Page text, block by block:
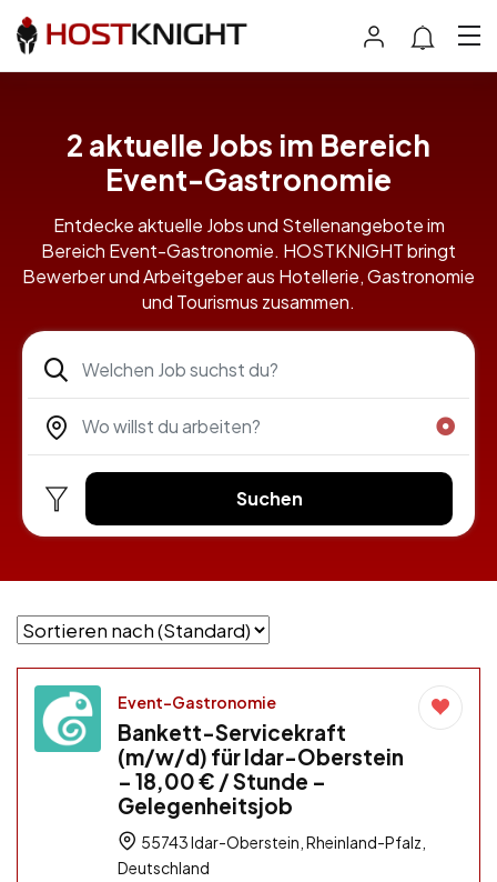
2 aktuelle Jobs im Bereich
Event-Gastronomie
Entdecke aktuelle Jobs und Stellenangebote im
Bereich Event-Gastronomie. HOSTKNIGHT bringt
Bewerber und Arbeitgeber aus Hotellerie, Gastronomie
und Tourismus zusammen.
Suchen
Event-Gastronomie
Bankett-Servicekraft
(m/w/d) für Idar-Oberstein
– 18,00 € / Stunde –
Gelegenheitsjob
55743 Idar-Oberstein, Rheinland-Pfalz,
Deutschland